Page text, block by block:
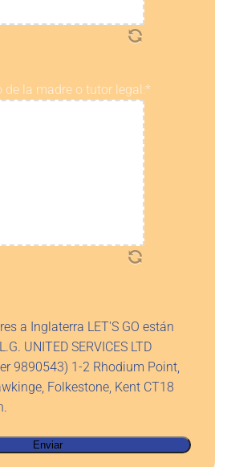
de la madre o tutor legal:*
a Inglaterra LET'S GO están
UNITED SERVICES LTD
9890543) 1-2 Rhodium Point,
Folkestone, Kent CT18
Enviar